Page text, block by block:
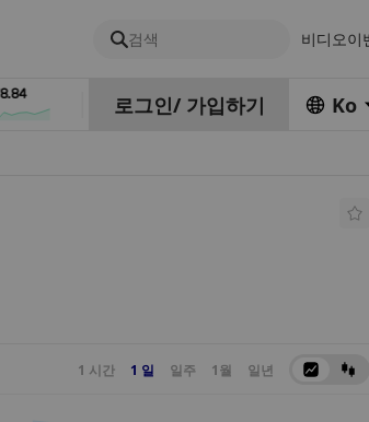
검색 비디오이
$0.76762686
1%
ZEC
4%
로그인/ 가입하기 Ko
1 시간 1 일 일주 1월 일년